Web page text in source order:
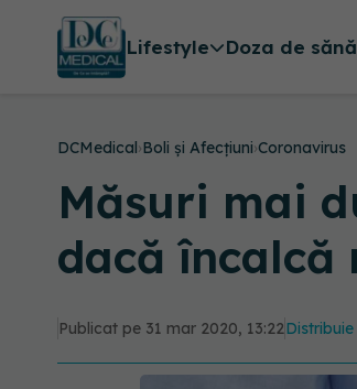
Lifestyle Doza de
DCMedical›Boli și Afecțiuni›Coronavirus
Măsuri mai
dacă încalcă
Publicat pe 31 mar 2020, 13:22